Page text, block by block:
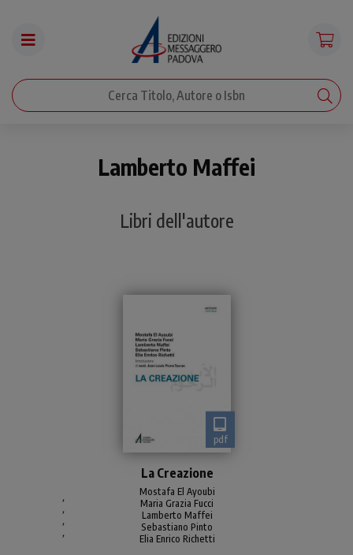
Lamberto Maffei
Libri dell'autore
pdf
1,1-28)? Perché è un «punto
di incontro» su cui dialogare
per imparare a «com-
prendersi», cristiani
La Creazione
Mostafa El Ayoubi
,
Maria Grazia Fucci
,
Lamberto Maffei
,
Sebastiano Pinto
,
Elia Enrico Richetti